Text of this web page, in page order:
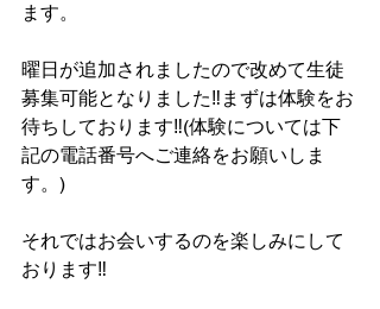
ます。
曜日が追加されましたので改めて生徒
募集可能となりました‼まずは体験をお
待ちしております‼(体験については下
記の電話番号へご連絡をお願いしま
す。)
それではお会いするのを楽しみにして
おります‼